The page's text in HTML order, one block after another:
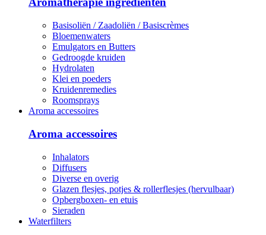
Basisoliën / Zaadoliën / Basiscrèmes
Bloemenwaters
Emulgators en Butters
Gedroogde kruiden
Hydrolaten
Klei en poeders
Kruidenremedies
Roomsprays
Aroma accessoires
Aroma accessoires
Inhalators
Diffusers
Diverse en overig
Glazen flesjes, potjes & rollerflesjes (hervulbaar)
Opbergboxen- en etuis
Sieraden
Waterfilters